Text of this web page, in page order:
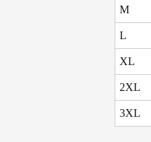
M
L
XL
2XL
3XL